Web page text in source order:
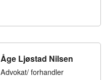
Åge Ljøstad Nilsen
Advokat/ forhandler